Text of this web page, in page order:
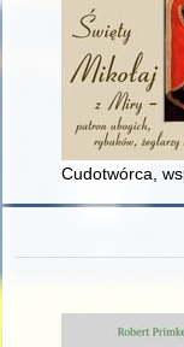
Cudotwórca,